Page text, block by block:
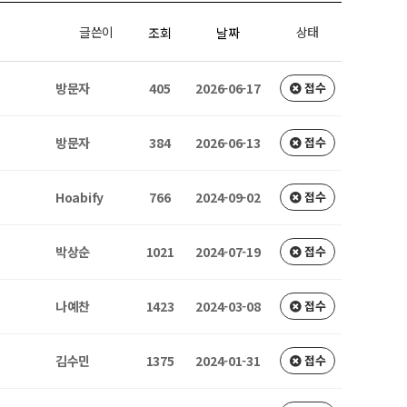
글쓴이 조회 날짜 상태
방문자 405 2026-06-17 접수
방문자 384 2026-06-13 접수
Hoabify 766 2024-09-02 접수
박상순 1021 2024-07-19 접수
나예찬 1423 2024-03-08 접수
김수민 1375 2024-01-31 접수